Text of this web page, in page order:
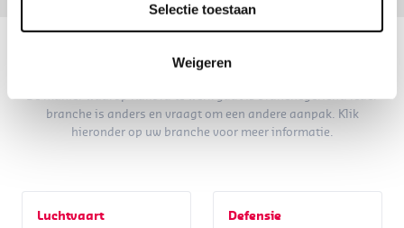
Selectie toestaan
Weigeren
Kalibra is branchegericht
branche is anders en vraagt om een andere aanpak. Klik
hieronder op uw branche voor meer informatie.
Luchtvaart Defensie